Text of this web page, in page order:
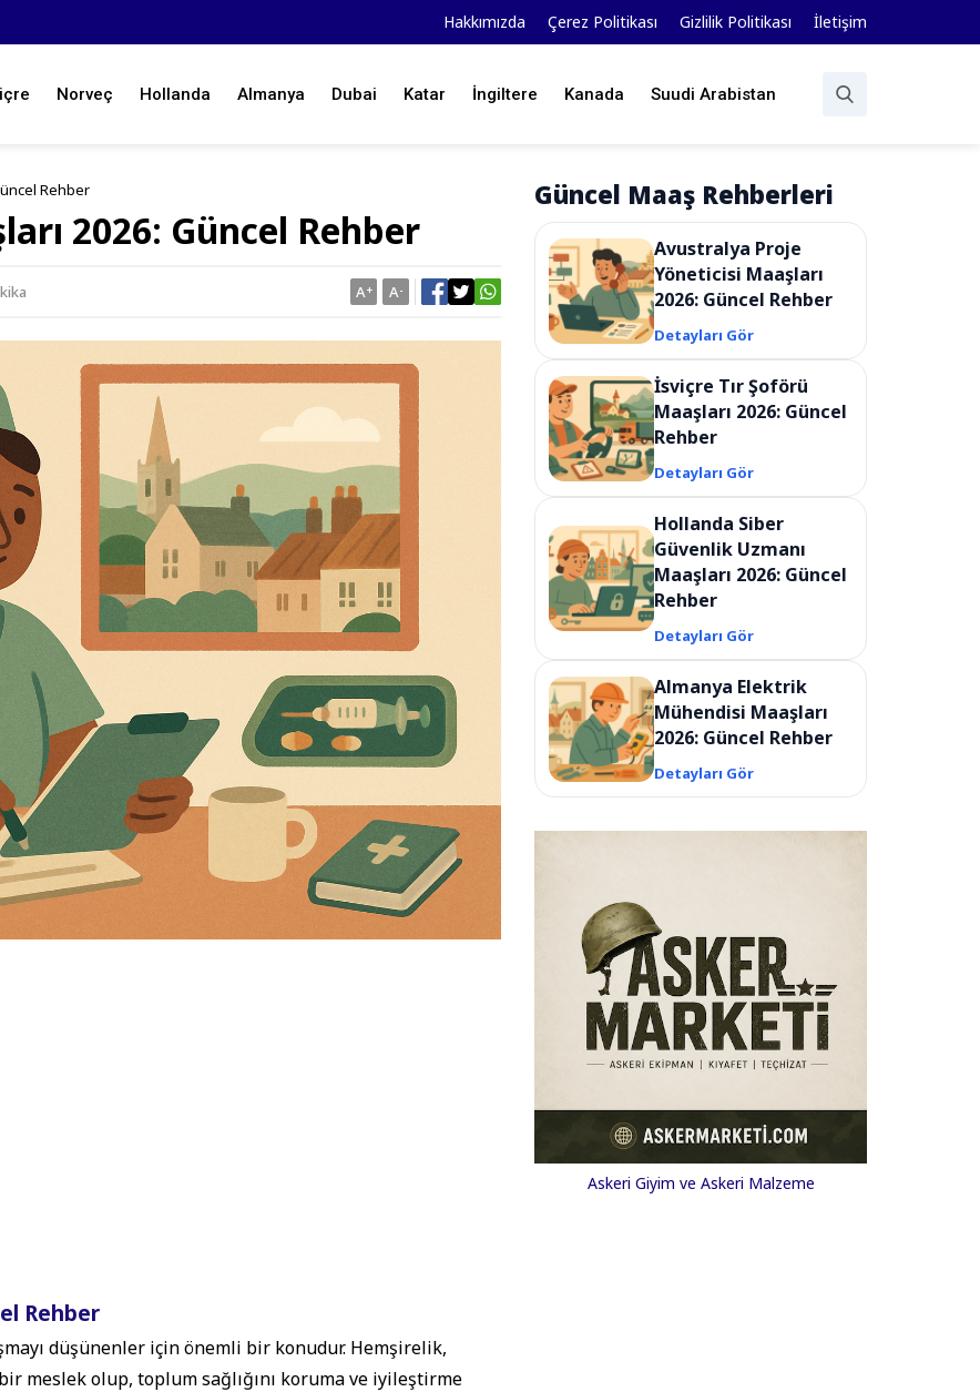
Hakkımızda Çerez Politikası Gizlilik Politikası İletişim
Norveç Hollanda Almanya Dubai Katar İngiltere Kanada Suudi Arabistan
Rehber
2026: Güncel Rehber
A+ A-
Rehber
düşünenler için önemli bir konudur. Hemşirelik,
meslek olup, toplum sağlığını koruma ve iyileştirme
Güncel Maaş Rehberleri
Avustralya Proje
Yöneticisi Maaşları
2026: Güncel Rehber
Detayları Gör
İsviçre Tır Şoförü
Maaşları 2026: Güncel
Rehber
Detayları Gör
Hollanda Siber
Güvenlik Uzmanı
Maaşları 2026: Güncel
Rehber
Detayları Gör
Almanya Elektrik
Mühendisi Maaşları
2026: Güncel Rehber
Detayları Gör
Askeri Giyim ve Askeri Malzeme